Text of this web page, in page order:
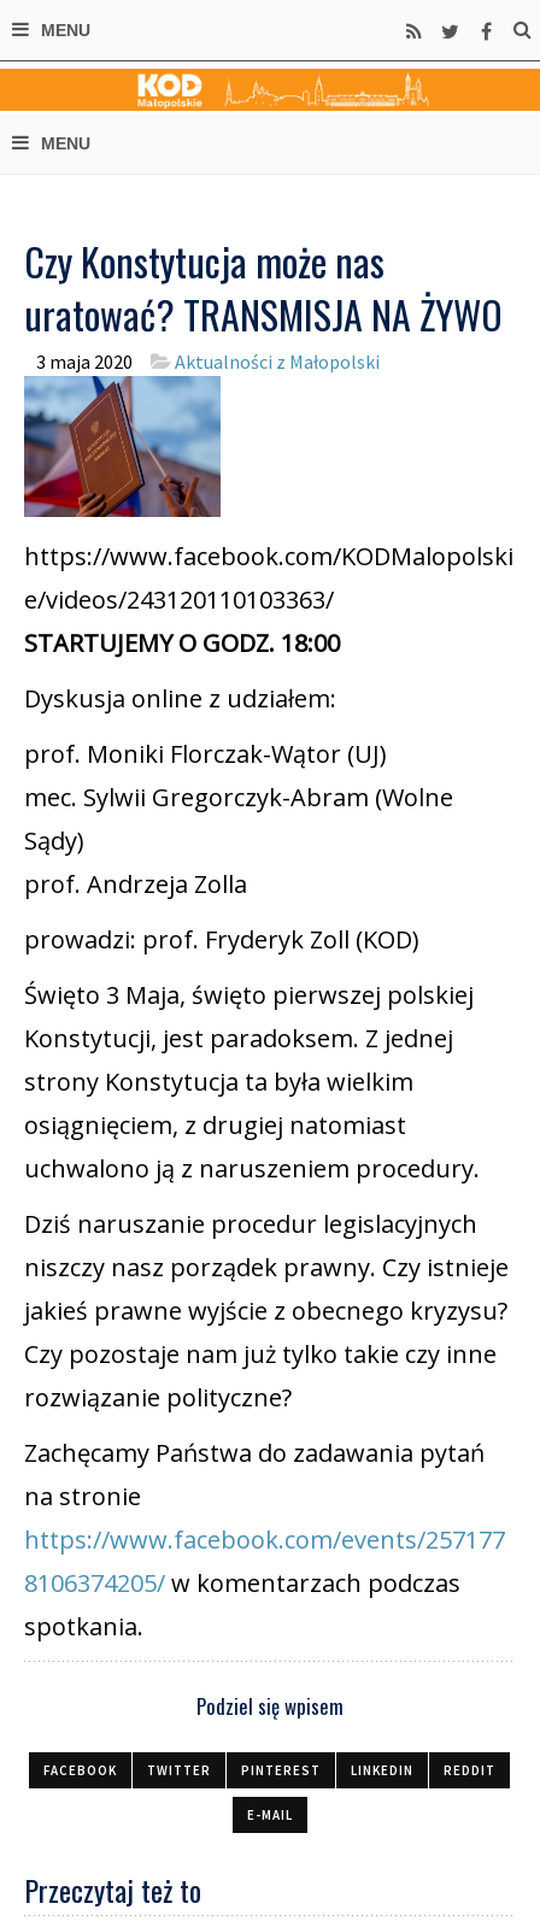
Czy Konstytucja może nas
uratować? TRANSMISJA NA ŻYWO
3 maja 2020 Aktualności z Małopolski
https://www.facebook.com/KODMalopolski
e/videos/243120110103363/
STARTUJEMY O GODZ. 18:00
Dyskusja online z udziałem:
prof. Moniki Florczak-Wątor (UJ)
mec. Sylwii Gregorczyk-Abram (Wolne
Sądy)
prof. Andrzeja Zolla
prowadzi: prof. Fryderyk Zoll (KOD)
Święto 3 Maja, święto pierwszej polskiej
Konstytucji, jest paradoksem. Z jednej
strony Konstytucja ta była wielkim
osiągnięciem, z drugiej natomiast
uchwalono ją z naruszeniem procedury.
Dziś naruszanie procedur legislacyjnych
niszczy nasz porządek prawny. Czy istnieje
jakieś prawne wyjście z obecnego kryzysu?
Czy pozostaje nam już tylko takie czy inne
rozwiązanie polityczne?
Zachęcamy Państwa do zadawania pytań
na stronie
https://www.facebook.com/events/257177
8106374205/w komentarzach podczas
spotkania.
Podziel się wpisem
FACEBOOK TWITTER PINTEREST LINKEDIN REDDIT
E-MAIL
Przeczytaj też to